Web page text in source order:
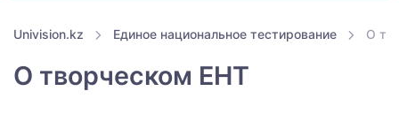
Univision.kz Единое национальное тестирование О
О творческом ЕНТ